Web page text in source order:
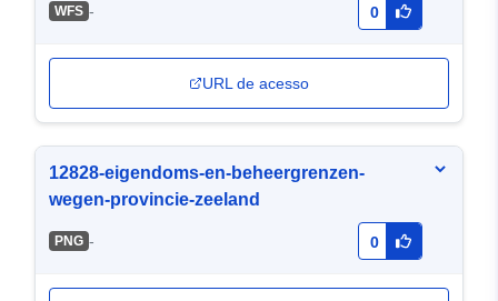
WFS - 0
URL de acesso
12828-eigendoms-en-beheergrenzen-
wegen-provincie-zeeland
PNG - 0